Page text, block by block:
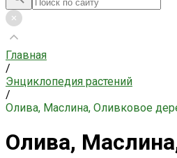
Главная
/
Энциклопедия растений
/
Олива, Маслина, Оливковое
Олива,